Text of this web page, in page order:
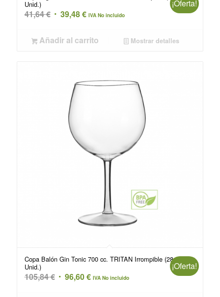
Unid.)
41,64€ El
original
39,48€El
actual
IVA No incluido
¡Oferta!
Añadir al carrito Mostrar detalles
Copa Balón Gin Tonic 700 cc. TRITAN Irrompible (28
Unid.)
105,84€ El 96,60€El
IVA No incluido
¡Oferta!